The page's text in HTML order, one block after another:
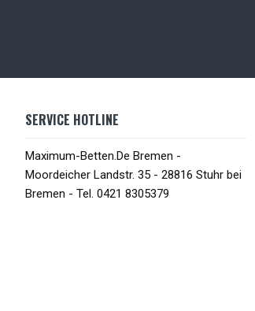
SERVICE HOTLINE
Maximum-Betten.De Bremen -
Moordeicher Landstr. 35 - 28816 Stuhr bei
Bremen - Tel. 0421 8305379